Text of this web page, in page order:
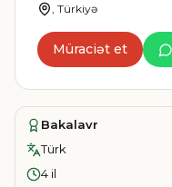
, Türkiyə
Müraciət et
Bakalavr
Türk
4 il